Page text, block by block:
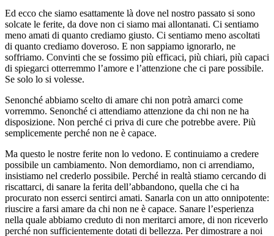
Ed ecco che siamo esattamente là dove nel nostro passato si sono
solcate le ferite, da dove non ci siamo mai allontanati. Ci sentiamo
meno amati di quanto crediamo giusto. Ci sentiamo meno ascoltati
di quanto crediamo doveroso. E non sappiamo ignorarlo, ne
soffriamo. Convinti che se fossimo più efficaci, più chiari, più capaci
di spiegarci otterremmo l’amore e l’attenzione che ci pare possibile.
Se solo lo si volesse.
Senonché abbiamo scelto di amare chi non potrà amarci come
vorremmo. Senonché ci attendiamo attenzione da chi non ne ha
disposizione. Non perché ci priva di cure che potrebbe avere. Più
semplicemente perché non ne è capace.
Ma questo le nostre ferite non lo vedono. E continuiamo a credere
possibile un cambiamento. Non demordiamo, non ci arrendiamo,
insistiamo nel crederlo possibile. Perché in realtà stiamo cercando di
riscattarci, di sanare la ferita dell’abbandono, quella che ci ha
procurato non esserci sentirci amati. Sanarla con un atto onnipotente:
riuscire a farsi amare da chi non ne è capace. Sanare l’esperienza
nella quale abbiamo creduto di non meritarci amore, di non riceverlo
perché non sufficientemente dotati di bellezza. Per dimostrare a noi